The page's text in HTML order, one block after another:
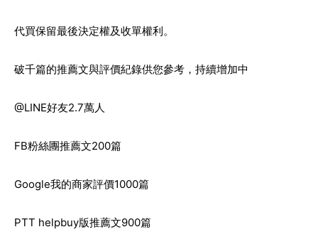
代買保留最後決定權及收單權利。
破千篇的推薦文與評價紀錄供您參考，持續增加中
@LINE好友2.7萬人
FB粉絲團推薦文200篇
Google我的商家評價1000篇
PTT helpbuy版推薦文900篇